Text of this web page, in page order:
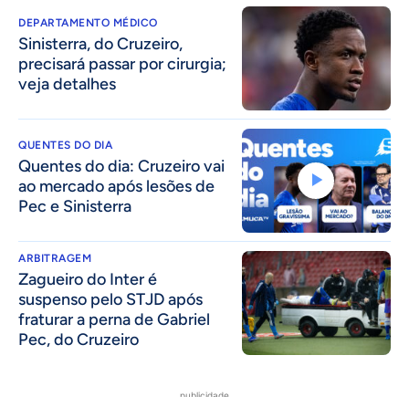
DEPARTAMENTO MÉDICO
Sinisterra, do Cruzeiro,
precisará passar por cirurgia;
veja detalhes
QUENTES DO DIA
Quentes do dia: Cruzeiro vai
ao mercado após lesões de
Pec e Sinisterra
ARBITRAGEM
Zagueiro do Inter é
suspenso pelo STJD após
fraturar a perna de Gabriel
Pec, do Cruzeiro